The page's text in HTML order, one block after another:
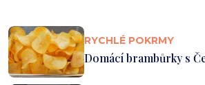
RYCHLÉ POKRMY
Domácí brambůrky s